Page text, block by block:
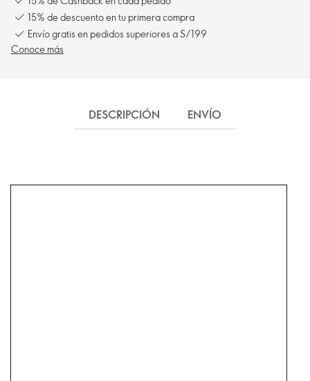
15% de descuento en tu primera compra
Envío gratis en pedidos superiores a S/199
Conoce más
DESCRIPCIÓN ENVÍO